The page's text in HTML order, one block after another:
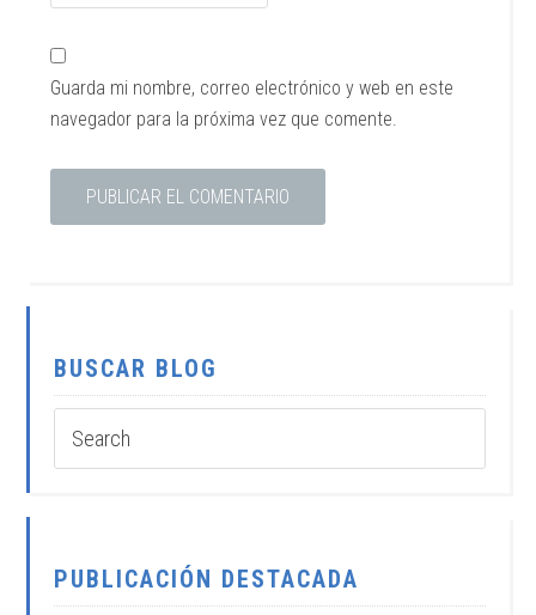
Guarda mi nombre, correo electrónico y web en este
navegador para la próxima vez que comente.
BUSCAR BLOG
PUBLICACIÓN DESTACADA